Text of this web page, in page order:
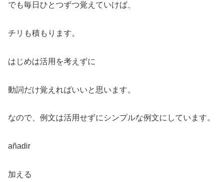
でも毎日ひとつずつ覚えていけば、
チリも積もります。
はじめは活用を考えずに
動詞だけ覚えればいいと思います。
なので、例文は活用せずにシンプルな例文にしています。
añadir
加える